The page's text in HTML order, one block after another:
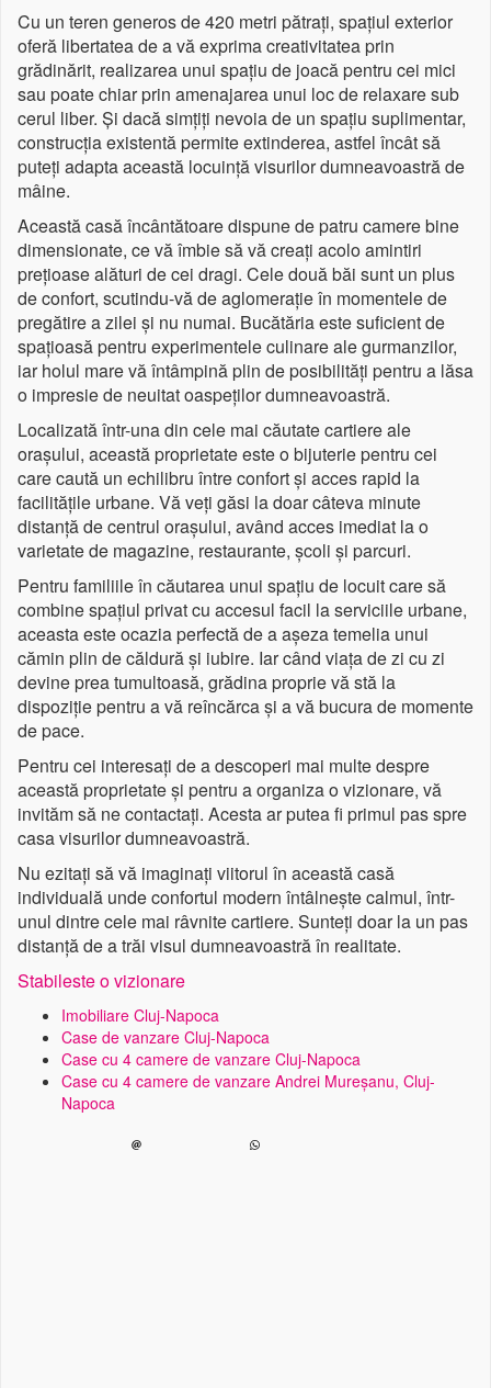
Cu un teren generos de 420 metri pătrați, spațiul exterior
oferă libertatea de a vă exprima creativitatea prin
grădinărit, realizarea unui spațiu de joacă pentru cei mici
sau poate chiar prin amenajarea unui loc de relaxare sub
cerul liber. Și dacă simțiți nevoia de un spațiu suplimentar,
construcția existentă permite extinderea, astfel încât să
puteți adapta această locuință visurilor dumneavoastră de
mâine.
Această casă încântătoare dispune de patru camere bine
dimensionate, ce vă îmbie să vă creați acolo amintiri
prețioase alături de cei dragi. Cele două băi sunt un plus
de confort, scutindu-vă de aglomerație în momentele de
pregătire a zilei și nu numai. Bucătăria este suficient de
spațioasă pentru experimentele culinare ale gurmanzilor,
iar holul mare vă întâmpină plin de posibilități pentru a lăsa
o impresie de neuitat oaspeților dumneavoastră.
Localizată într-una din cele mai căutate cartiere ale
orașului, această proprietate este o bijuterie pentru cei
care caută un echilibru între confort și acces rapid la
facilitățile urbane. Vă veți găsi la doar câteva minute
distanță de centrul orașului, având acces imediat la o
varietate de magazine, restaurante, școli și parcuri.
Pentru familiile în căutarea unui spațiu de locuit care să
combine spațiul privat cu accesul facil la serviciile urbane,
aceasta este ocazia perfectă de a așeza temelia unui
cămin plin de căldură și iubire. Iar când viața de zi cu zi
devine prea tumultoasă, grădina proprie vă stă la
dispoziție pentru a vă reîncărca și a vă bucura de momente
de pace.
Pentru cei interesați de a descoperi mai multe despre
această proprietate și pentru a organiza o vizionare, vă
invităm să ne contactați. Acesta ar putea fi primul pas spre
casa visurilor dumneavoastră.
Nu ezitați să vă imaginați viitorul în această casă
individuală unde confortul modern întâlnește calmul, într-
unul dintre cele mai râvnite cartiere. Sunteți doar la un pas
distanță de a trăi visul dumneavoastră în realitate.
Stabileste o vizionare
Imobiliare Cluj-Napoca
Case de vanzare Cluj-Napoca
Case cu 4 camere de vanzare Cluj-Napoca
Case cu 4 camere de vanzare Andrei Mureșanu, Cluj-
Napoca